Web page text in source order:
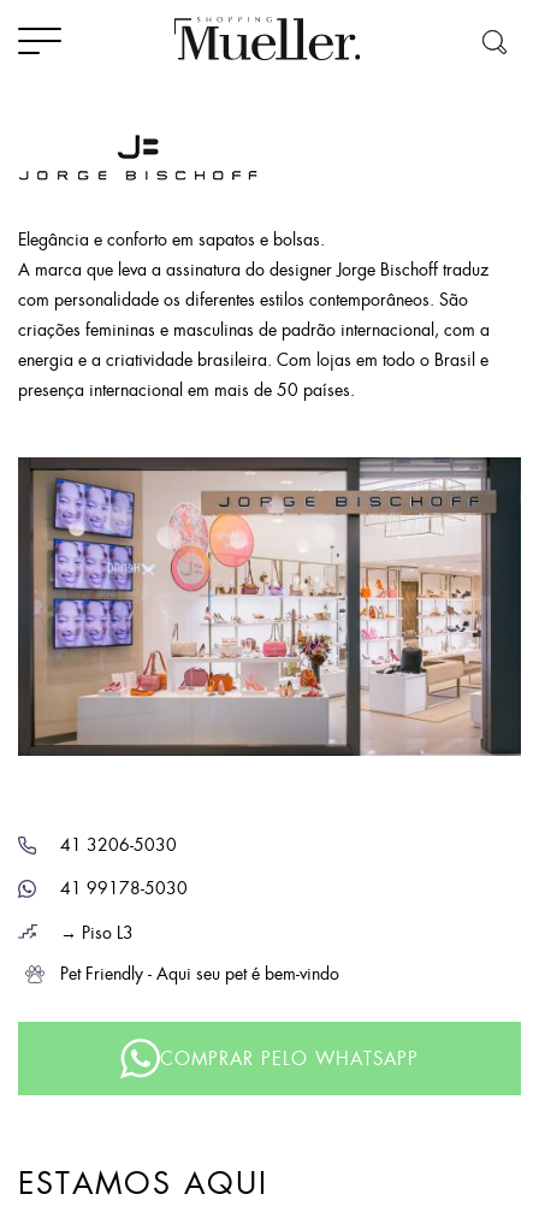
Elegância e conforto em sapatos e bolsas.
A marca que leva a assinatura do designer Jorge Bischoff traduz
com personalidade os diferentes estilos contemporâneos. São
criações femininas e masculinas de padrão internacional, com a
energia e a criatividade brasileira. Com lojas em todo o Brasil e
presença internacional em mais de 50 países.
41 3206-5030
41 99178-5030
→ Piso L3
Pet Friendly - Aqui seu pet é bem-vindo
COMPRAR PELO WHATSAPP
ESTAMOS AQUI